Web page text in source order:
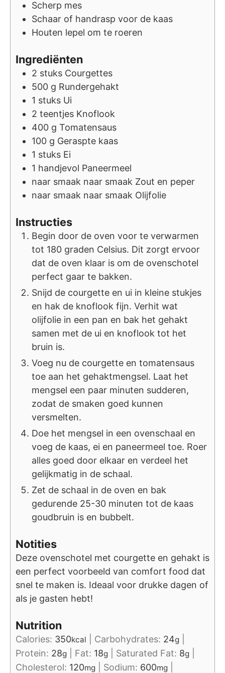
Scherp mes
Schaar of handrasp voor de kaas
Houten lepel om te roeren
Ingrediënten
2 stuks Courgettes
500 g Rundergehakt
1 stuks Ui
2 teentjes Knoflook
400 g Tomatensaus
100 g Geraspte kaas
1 stuks Ei
1 handjevol Paneermeel
naar smaak naar smaak Zout en peper
naar smaak naar smaak Olijfolie
Instructies
Begin door de oven voor te verwarmen
tot 180 graden Celsius. Dit zorgt ervoor
dat de oven klaar is om de ovenschotel
perfect gaar te bakken.
Snijd de courgette en ui in kleine stukjes
en hak de knoflook fijn. Verhit wat
olijfolie in een pan en bak het gehakt
samen met de ui en knoflook tot het
bruin is.
Voeg nu de courgette en tomatensaus
toe aan het gehaktmengsel. Laat het
mengsel een paar minuten sudderen,
zodat de smaken goed kunnen
versmelten.
Doe het mengsel in een ovenschaal en
voeg de kaas, ei en paneermeel toe. Roer
alles goed door elkaar en verdeel het
gelijkmatig in de schaal.
Zet de schaal in de oven en bak
gedurende 25-30 minuten tot de kaas
goudbruin is en bubbelt.
Notities
Deze ovenschotel met courgette en gehakt is
een perfect voorbeeld van comfort food dat
snel te maken is. Ideaal voor drukke dagen of
als je gasten hebt!
Nutrition
Calories: 350kcal Carbohydrates: 24g
Protein: 28g Fat: 18g Saturated Fat: 8g
Cholesterol: 120mg Sodium: 600mg